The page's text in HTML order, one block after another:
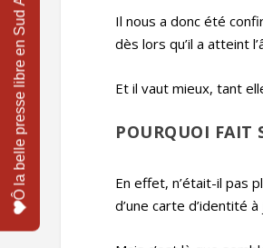
Il nous a donc été
dès lors qu’il a atteint
Et il vaut mieux, tant
POURQUOI FAIT
En effet, n’était-il pas
d’une carte d’identité à